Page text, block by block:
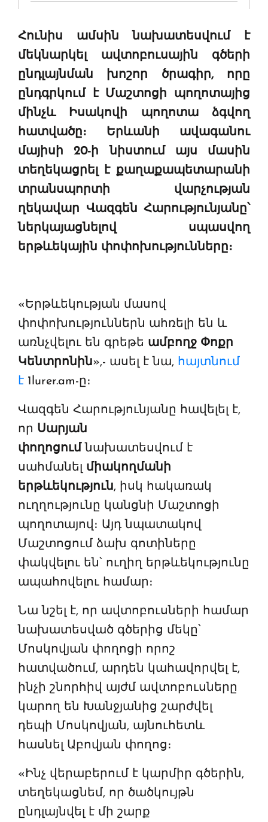
question d'un référendum ne se pose pas. "
KASA : 30 ans d'audace, de résilience et d'avenir
en Arménie
Le premier hôtel Hyatt Regency d'Arménie
ouvrira ses portes à Dilijan
Հունիս ամսին նախատեսվում է
մեկնարկել ավտոբուսային գծերի
ընդլայնման խոշոր ծրագիր, որը
ընդգրկում է Մաշտոցի պողոտայից
մինչև Իսակովի պողոտա ձգվող
հատվածը։ Երևանի ավագանու
մայիսի 20-ի նիստում այս մասին
տեղեկացրել է քաղաքապետարանի
տրանսպորտի վարչության
ղեկավար Վազգեն Հարությունյանը՝
ներկայացնելով սպասվող
երթևեկային փոփոխությունները։
«Երթևեկության մասով
փոփոխություններն ահռելի են և
առնչվելու են գրեթե ամբողջ Փոքր
Կենտրոնին»,- ասել է նա, հայտնում
է 1lurer.am-ը։
Վազգեն Հարությունյանը հավելել է,
որ Սարյան
փողոցում նախատեսվում է
սահմանել միակողմանի
երթևեկություն, իսկ հակառակ
ուղղությունը կանցնի Մաշտոցի
պողոտայով։ Այդ նպատակով
Մաշտոցում ձախ գոտիները
փակվելու են՝ ուղիղ երթևեկությունը
ապահովելու համար։
Նա նշել է, որ ավտոբուսների համար
նախատեսված գծերից մեկը՝
Մոսկովյան փողոցի որոշ
հատվածում, արդեն կահավորվել է,
ինչի շնորհիվ այժմ ավտոբուսները
կարող են Խանջյանից շարժվել
դեպի Մոսկովյան, այնուհետև
հասնել Աբովյան փողոց։
«Ինչ վերաբերում է կարմիր գծերին,
տեղեկացնեմ, որ ծածկույթն
ընդլայնվել է մի շարք